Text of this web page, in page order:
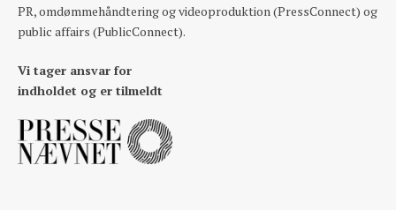
PR, omdømmehåndtering og videoproduktion (PressConnect) og
public affairs (PublicConnect).
Vi tager ansvar for
indholdet og er tilmeldt